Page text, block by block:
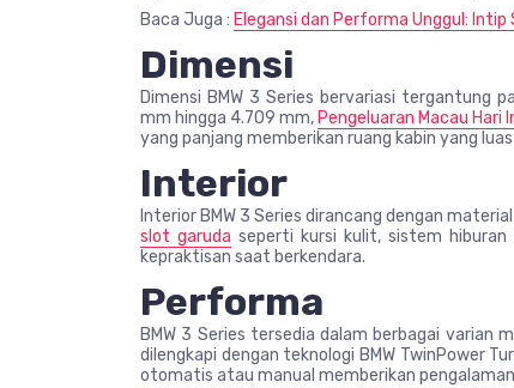
Baca Juga : Elegansi dan Performa Unggul: Intip
Dimensi
Dimensi BMW 3 Series bervariasi tergantung
mm hingga 4.709 mm,Pengeluaran Macau Hari
yang panjang memberikan ruang kabin yang
Interior
Interior BMW 3 Series dirancang dengan
slot garuda seperti kursi kulit, sistem hiburan
kepraktisan saat berkendara.
Performa
BMW 3 Series tersedia dalam berbagai varian
dilengkapi dengan teknologi BMW TwinPower
otomatis atau manual memberikan